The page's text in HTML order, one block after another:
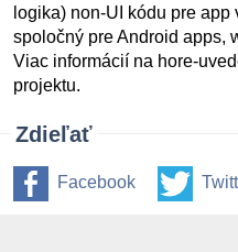
logika) non-UI kódu pre
spoločný pre Android apps,
Viac informácií na hore-
projektu.
Zdieľať
Facebook